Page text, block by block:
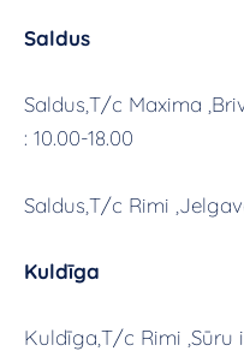
Saldus
Saldus,T/c Maxima
: 10.00-18.00
Saldus,T/c Rimi
Kuldīga
Kuldīga,T/c Rimi ,Sūru